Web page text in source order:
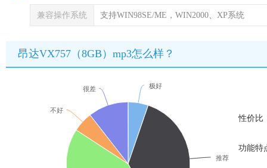
兼容操作系统 支持WIN98SE/ME，WIN2000、XP系统
昂达VX757（8GB）mp3怎么样？
极好
推荐
不好
很差
性价比
功能特